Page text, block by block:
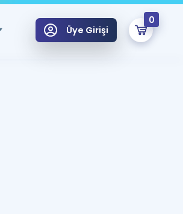
Üye Girişi
0
hazırlayacak onlarca eğitim seni bekliyor!